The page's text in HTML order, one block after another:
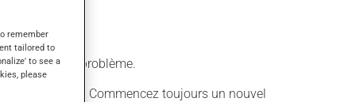
sans problème.
sont placés. Commencez toujours un nouvel
remember
tailored to
to see a
please